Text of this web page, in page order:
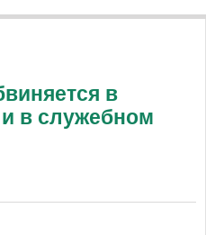
в
в служебном